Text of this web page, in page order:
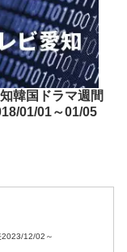
韓国ドラマ週間
01/01～01/05
2023/12/02～